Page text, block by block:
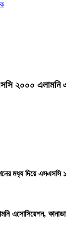
২০০০ এলামনি
মধ‍্য দিয়ে
এসোসিয়েশন,